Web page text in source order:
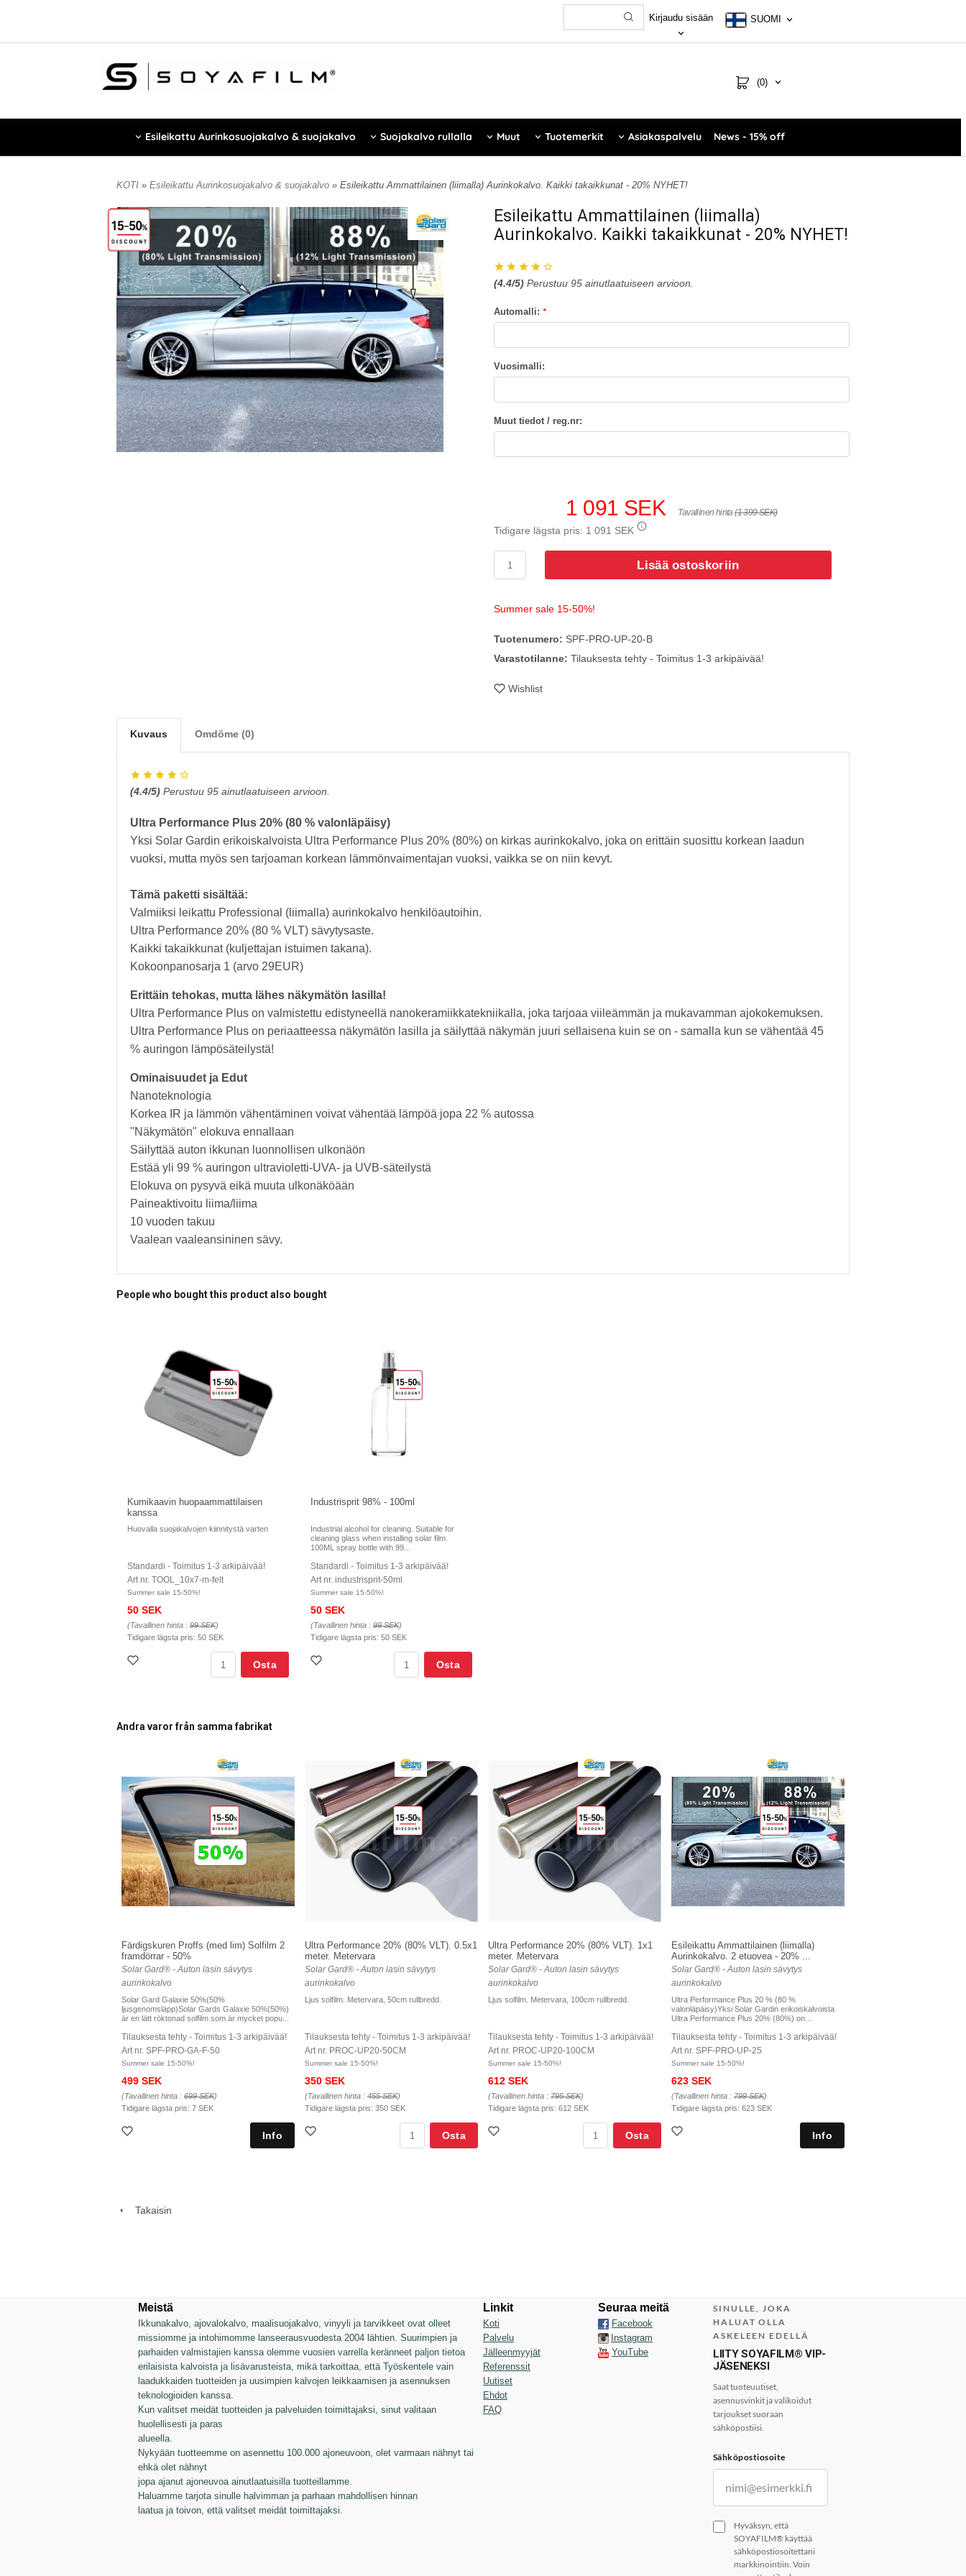
Kirjaudu sisään SUOMI
(0)
Esileikattu Aurinkosuojakalvo & suojakalvo Suojakalvo rullalla Muut Tuotemerkit Asiakaspalvelu News - 15% off
KOTI » Esileikattu Aurinkosuojakalvo & suojakalvo » Esileikattu Ammattilainen (liimalla) Aurinkokalvo. Kaikki takaikkunat - 20% NYHET!
Esileikattu Ammattilainen (liimalla)
Aurinkokalvo. Kaikki takaikkunat - 20% NYHET!
(4.4/5) Perustuu 95 ainutlaatuiseen arvioon.
Automalli: *
Vuosimalli:
Muut tiedot / reg.nr:
1 091 SEK Tavallinen hinta(1 399 SEK)
Tidigare lägsta pris: 1 091 SEK
Lisää ostoskoriin
Summer sale 15-50%!
Tuotenumero: SPF-PRO-UP-20-B
Varastotilanne: Tilauksesta tehty - Toimitus 1-3 arkipäivää!
Wishlist
Kuvaus Omdöme (0)
(4.4/5) Perustuu 95 ainutlaatuiseen arvioon.
Ultra Performance Plus 20% (80 % valonläpäisy)
Yksi Solar Gardin erikoiskalvoista Ultra Performance Plus 20% (80%) on kirkas aurinkokalvo, joka on erittäin suosittu korkean laadun
vuoksi, mutta myös sen tarjoaman korkean lämmönvaimentajan vuoksi, vaikka se on niin kevyt.
Tämä paketti sisältää:
Valmiiksi leikattu Professional (liimalla) aurinkokalvo henkilöautoihin.
Ultra Performance 20% (80 % VLT) sävytysaste.
Kaikki takaikkunat (kuljettajan istuimen takana).
Kokoonpanosarja 1 (arvo 29EUR)
Erittäin tehokas, mutta lähes näkymätön lasilla!
Ultra Performance Plus on valmistettu edistyneellä nanokeramiikkatekniikalla, joka tarjoaa viileämmän ja mukavamman ajokokemuksen.
Ultra Performance Plus on periaatteessa näkymätön lasilla ja säilyttää näkymän juuri sellaisena kuin se on - samalla kun se vähentää 45
% auringon lämpösäteilystä!
Ominaisuudet ja Edut
Nanoteknologia
Korkea IR ja lämmön vähentäminen voivat vähentää lämpöä jopa 22 % autossa
"Näkymätön" elokuva ennallaan
Säilyttää auton ikkunan luonnollisen ulkonäön
Estää yli 99 % auringon ultravioletti-UVA- ja UVB-säteilystä
Elokuva on pysyvä eikä muuta ulkonäköään
Paineaktivoitu liima/liima
10 vuoden takuu
Vaalean vaaleansininen sävy.
People who bought this product also bought
Kumikaavin huopaammattilaisen
kanssa
Huovalla suojakalvojen kiinnitystä varten
Standardi - Toimitus 1-3 arkipäivää!
Art nr. TOOL_10x7-m-felt
Summer sale 15-50%!
50 SEK
(Tavallinen hinta : 99 SEK)
Tidigare lägsta pris: 50 SEK
Osta
Industrisprit 98% - 100ml
Industrial alcohol for cleaning. Suitable for
cleaning glass when installing solar film.
100ML spray bottle with 99...
Standardi - Toimitus 1-3 arkipäivää!
Art nr. industrisprit-50ml
Summer sale 15-50%!
50 SEK
(Tavallinen hinta : 99 SEK)
Tidigare lägsta pris: 50 SEK
Osta
Andra varor från samma fabrikat
Färdigskuren Proffs (med lim) Solfilm 2
framdörrar - 50%
Solar Gard® - Auton lasin sävytys
aurinkokalvo
Solar Gard Galaxie 50%(50%
ljusgenomsläpp)Solar Gards Galaxie 50%(50%)
är en lätt röktonad solfilm som är mycket popu...
Tilauksesta tehty - Toimitus 1-3 arkipäivää!
Art nr. SPF-PRO-GA-F-50
Summer sale 15-50%!
499 SEK
(Tavallinen hinta : 699 SEK)
Tidigare lägsta pris: 7 SEK
Ultra Performance 20% (80% VLT). 0.5x1
meter. Metervara
Solar Gard® - Auton lasin sävytys
aurinkokalvo
Ljus solfilm. Metervara, 50cm rullbredd.
Tilauksesta tehty - Toimitus 1-3 arkipäivää!
Art nr. PROC-UP20-50CM
Summer sale 15-50%!
350 SEK
(Tavallinen hinta : 455 SEK)
Tidigare lägsta pris: 350 SEK
Osta
Ultra Performance 20% (80% VLT). 1x1
meter. Metervara
Solar Gard® - Auton lasin sävytys
aurinkokalvo
Ljus solfilm. Metervara, 100cm rullbredd.
Tilauksesta tehty - Toimitus 1-3 arkipäivää!
Art nr. PROC-UP20-100CM
Summer sale 15-50%!
612 SEK
(Tavallinen hinta : 795 SEK)
Tidigare lägsta pris: 612 SEK
Osta
Esileikattu Ammattilainen (liimalla)
Aurinkokalvo. 2 etuovea - 20% ...
Solar Gard® - Auton lasin sävytys
aurinkokalvo
Ultra Performance Plus 20 % (80 %
valonläpäisy)Yksi Solar Gardin erikoiskalvoista
Ultra Performance Plus 20% (80%) on...
Tilauksesta tehty - Toimitus 1-3 arkipäivää!
Art nr. SPF-PRO-UP-25
Summer sale 15-50%!
623 SEK
(Tavallinen hinta : 799 SEK)
Tidigare lägsta pris: 623 SEK
Takaisin
Meistä
Ikkunakalvo, ajovalokalvo, maalisuojakalvo, vinyyli ja tarvikkeet ovat olleet
missiomme ja intohimomme lanseerausvuodesta 2004 lähtien. Suurimpien ja
parhaiden valmistajien kanssa olemme vuosien varrella keränneet paljon tietoa
erilaisista kalvoista ja lisävarusteista, mikä tarkoittaa, että Työskentele vain
laadukkaiden tuotteiden ja uusimpien kalvojen leikkaamisen ja asennuksen
teknologioiden kanssa.
Kun valitset meidät tuotteiden ja palveluiden toimittajaksi, sinut valitaan
huolellisesti ja paras
alueella.
Nykyään tuotteemme on asennettu 100.000 ajoneuvoon, olet varmaan nähnyt tai
ehkä olet nähnyt
jopa ajanut ajoneuvoa ainutlaatuisilla tuotteillamme.
Haluamme tarjota sinulle halvimman ja parhaan mahdollisen hinnan
laatua ja toivon, että valitset meidät toimittajaksi.
Linkit
Koti
Palvelu
Jälleenmyyjät
Referenssit
Uutiset
Ehdot
FAQ
Seuraa meitä
Facebook
Instagram
YouTube
SINULLE, JOKA
HALUAT OLLA
ASKELEEN EDELLÄ
LIITY SOYAFILM® VIP-
JÄSENEKSI
Saat tuoteuutiset,
asennusvinkit ja valikoidut
tarjoukset suoraan
sähköpostiisi.
Sähköpostiosoite
Hyväksyn, että
SOYAFILM® käyttää
sähköpostiosoitettani
markkinointiin. Voin